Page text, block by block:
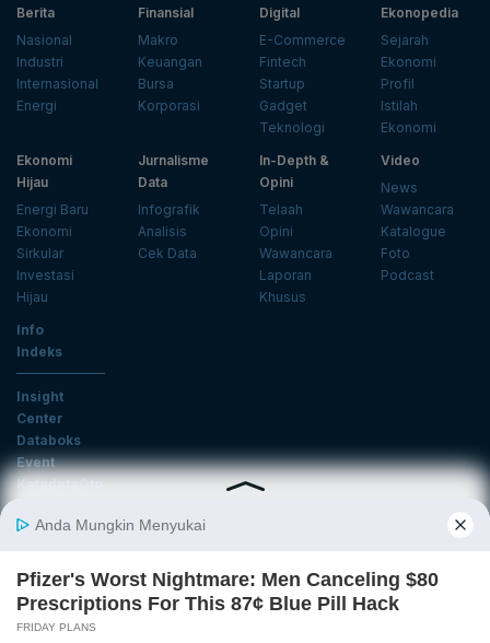
Berita
Nasional
Industri
Internasional
Energi
Finansial
Makro
Keuangan
Bursa
Korporasi
Digital
E-Commerce
Fintech
Startup
Gadget
Teknologi
Ekonopedia
Sejarah
Ekonomi
Profil
Istilah
Ekonomi
Ekonomi
Hijau
Energi Baru
Ekonomi
Sirkular
Investasi
Hijau
Jurnalisme
Data
Infografik
Analisis
Cek Data
In-Depth &
Opini
Telaah
Opini
Wawancara
Laporan
Khusus
Video
News
Wawancara
Katalogue
Foto
Podcast
Info
Indeks
Insight
Center
Databoks
Event
KatadataOto
Email
Daftar